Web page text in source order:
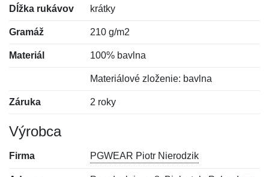
Dĺžka rukávov krátky
Gramáž 210 g/m2
Materiál 100% bavlna
Materiálové zloženie: bavlna
Záruka 2 roky
Výrobca
Firma PGWEAR Piotr Nierodzik